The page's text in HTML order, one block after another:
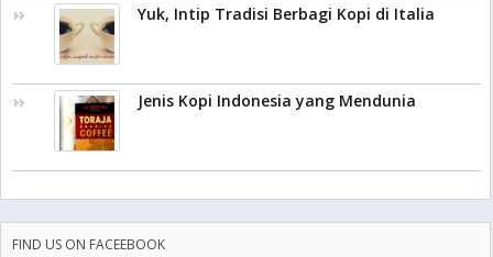
Yuk, Intip Tradisi Berbagi Kopi di Italia
Jenis Kopi Indonesia yang Mendunia
FIND US ON FACEEBOOK